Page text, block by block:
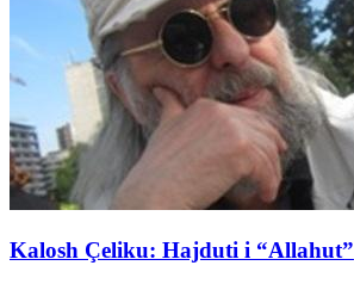
Kalosh Çeliku: Hajduti i “Allahut”